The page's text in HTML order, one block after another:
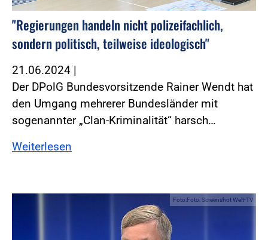
"Regierungen handeln nicht polizeifachlich,
sondern politisch, teilweise ideologisch"
21.06.2024 |
Der DPolG Bundesvorsitzende Rainer Wendt hat
den Umgang mehrerer Bundesländer mit
sogenannter „Clan-Kriminalität“ harsch…
Weiterlesen
Foto:Foto: Screenshot Welt-TV